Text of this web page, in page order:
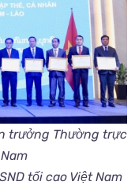
trưởng Thường trực
tối cao Việt Nam